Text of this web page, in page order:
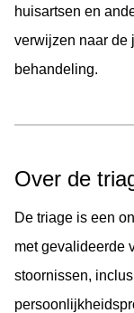
huisartsen en
verwijzen naar de
behandeling.
Over de
De triage is een
met gevalideerde
stoornissen,